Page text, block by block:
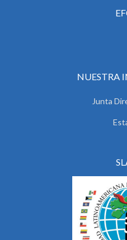
NUESTRA
Junta